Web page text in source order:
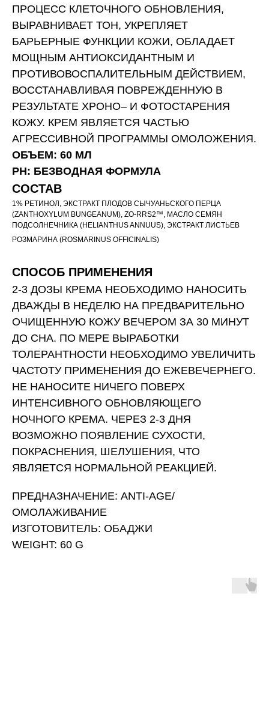
ПРОЦЕСС КЛЕТОЧНОГО ОБНОВЛЕНИЯ,
ВЫРАВНИВАЕТ ТОН, УКРЕПЛЯЕТ
БАРЬЕРНЫЕ ФУНКЦИИ КОЖИ, ОБЛАДАЕТ
МОЩНЫМ АНТИОКСИДАНТНЫМ И
ПРОТИВОВОСПАЛИТЕЛЬНЫМ ДЕЙСТВИЕМ,
ВОССТАНАВЛИВАЯ ПОВРЕЖДЕННУЮ В
РЕЗУЛЬТАТЕ ХРОНО– И ФОТОСТАРЕНИЯ
КОЖУ. КРЕМ ЯВЛЯЕТСЯ ЧАСТЬЮ
АГРЕССИВНОЙ ПРОГРАММЫ ОМОЛОЖЕНИЯ.
ОБЪЕМ: 60 МЛ
PH: БЕЗВОДНАЯ ФОРМУЛА
СОСТАВ
1% РЕТИНОЛ, ЭКСТРАКТ ПЛОДОВ СЫЧУАНЬСКОГО ПЕРЦА
(ZANTHOXYLUM BUNGEANUM), ZO-RRS2™, МАСЛО СЕМЯН
ПОДСОЛНЕЧНИКА (HELIANTHUS ANNUUS), ЭКСТРАКТ ЛИСТЬЕВ
РОЗМАРИНА (ROSMARINUS OFFICINALIS)
СПОСОБ ПРИМЕНЕНИЯ
2-3 ДОЗЫ КРЕМА НЕОБХОДИМО НАНОСИТЬ
ДВАЖДЫ В НЕДЕЛЮ НА ПРЕДВАРИТЕЛЬНО
ОЧИЩЕННУЮ КОЖУ ВЕЧЕРОМ ЗА 30 МИНУТ
ДО СНА. ПО МЕРЕ ВЫРАБОТКИ
ТОЛЕРАНТНОСТИ НЕОБХОДИМО УВЕЛИЧИТЬ
ЧАСТОТУ ПРИМЕНЕНИЯ ДО ЕЖЕВЕЧЕРНЕГО.
НЕ НАНОСИТЕ НИЧЕГО ПОВЕРХ
ИНТЕНСИВНОГО ОБНОВЛЯЮЩЕГО
НОЧНОГО КРЕМА. ЧЕРЕЗ 2-3 ДНЯ
ВОЗМОЖНО ПОЯВЛЕНИЕ СУХОСТИ,
ПОКРАСНЕНИЯ, ШЕЛУШЕНИЯ, ЧТО
ЯВЛЯЕТСЯ НОРМАЛЬНОЙ РЕАКЦИЕЙ.
ПРЕДНАЗНАЧЕНИЕ: ANTI-AGE/
ОМОЛАЖИВАНИЕ
ИЗГОТОВИТЕЛЬ: ОБАДЖИ
WEIGHT: 60 G